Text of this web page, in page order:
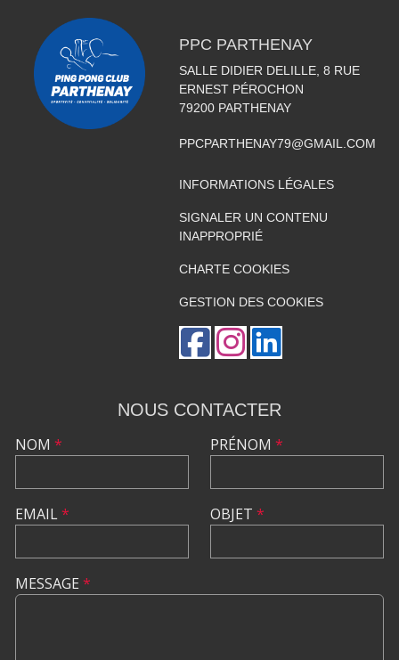
PPC PARTHENAY
SALLE DIDIER DELILLE, 8 RUE
ERNEST PÉROCHON
79200 PARTHENAY
PPCPARTHENAY79@GMAIL.COM
INFORMATIONS LÉGALES
SIGNALER UN CONTENU
INAPPROPRIÉ
CHARTE COOKIES
GESTION DES COOKIES
NOUS CONTACTER
NOM *
EMAIL*
PRÉNOM *
OBJET *
MESSAGE *